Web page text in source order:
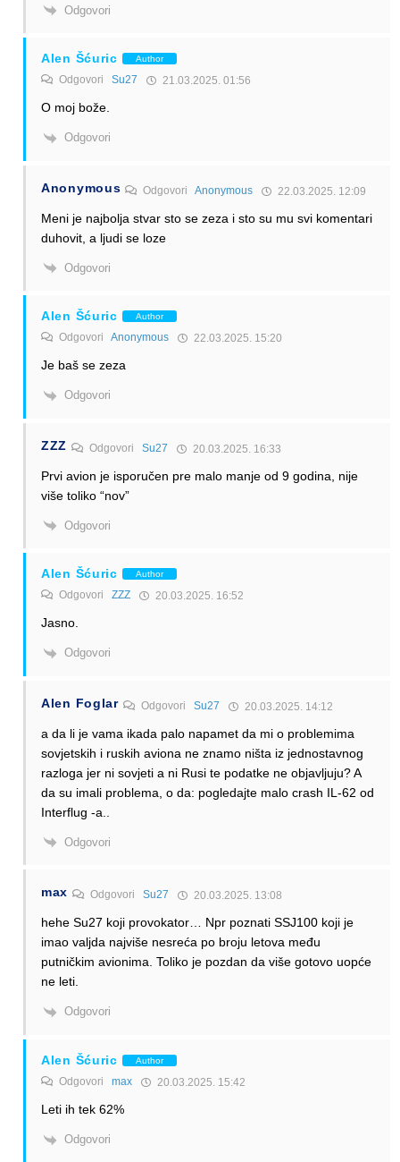
Odgovori
Alen Šćuric Author
Odgovori Su27 21.03.2025. 01:56
O moj bože.
Odgovori
Anonymous OdgovoriAnonymous 22.03.2025. 12:09
Meni je najbolja stvar sto se zeza i sto su mu svi komentari
duhovit, a ljudi se loze
Odgovori
Alen Šćuric Author
Odgovori Anonymous 22.03.2025. 15:20
Je baš se zeza
Odgovori
ZZZ OdgovoriSu27 20.03.2025. 16:33
Prvi avion je isporučen pre malo manje od 9 godina, nije
više toliko “nov”
Odgovori
Alen Šćuric Author
Odgovori ZZZ 20.03.2025. 16:52
Jasno.
Odgovori
Alen Foglar Odgovori Su27 20.03.2025. 14:12
a da li je vama ikada palo napamet da mi o problemima
sovjetskih i ruskih aviona ne znamo ništa iz jednostavnog
razloga jer ni sovjeti a ni Rusi te podatke ne objavljuju? A
da su imali problema, o da: pogledajte malo crash IL-62 od
Interflug -a..
Odgovori
max OdgovoriSu27 20.03.2025. 13:08
hehe Su27 koji provokator… Npr poznati SSJ100 koji je
imao valjda najviše nesreća po broju letova među
putničkim avionima. Toliko je pozdan da više gotovo uopće
ne leti.
Odgovori
Alen Šćuric Author
Odgovori max 20.03.2025. 15:42
Leti ih tek 62%
Odgovori